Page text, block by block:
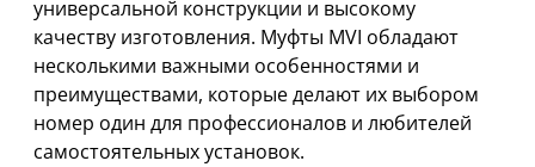
универсальной конструкции и высокому
качеству изготовления. Муфты MVI обладают
несколькими важными особенностями и
преимуществами, которые делают их выбором
номер один для профессионалов и любителей
самостоятельных установок.